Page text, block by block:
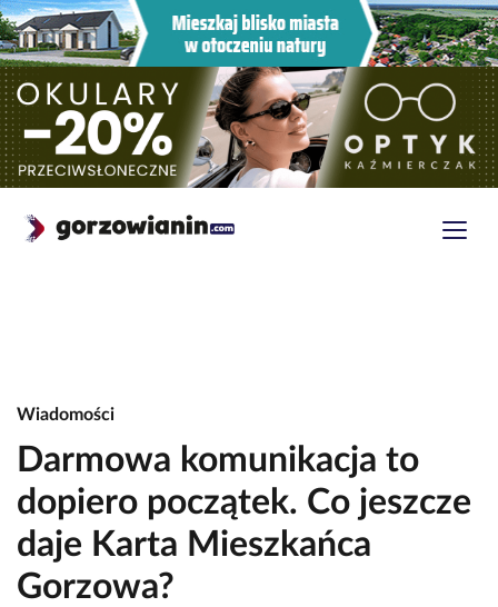
Wiadomości
Darmowa komunikacja to
dopiero początek. Co jeszcze
daje Karta Mieszkańca
Gorzowa?